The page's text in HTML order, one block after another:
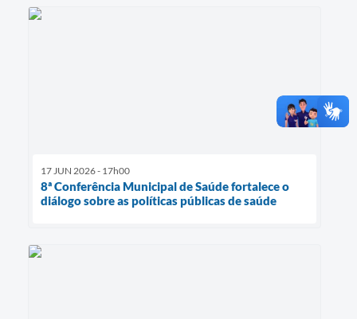
17 JUN 2026 - 17h00
8ª Conferência Municipal de Saúde fortalece o
diálogo sobre as políticas públicas de saúde